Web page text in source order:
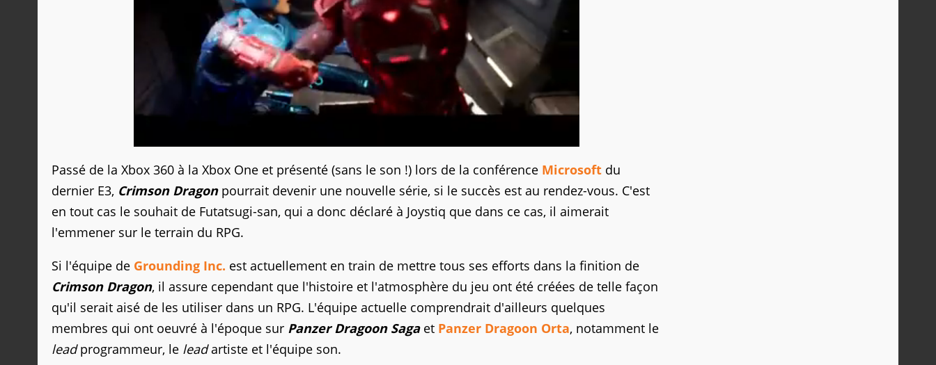
Passé de la Xbox 360 à la Xbox One et présenté (sans le son !) lors de la conférence Microsoft du
dernier E3, Crimson Dragonpourrait devenir une nouvelle série, si le succès est au rendez-vous. C'est
en tout cas le souhait de Futatsugi-san, qui a donc déclaré à Joystiq que dans ce cas, il aimerait
l'emmener sur le terrain du RPG.
Si l'équipe de Grounding Inc. est actuellement en train de mettre tous ses efforts dans la finition de
Crimson Dragon, il assure cependant que l'histoire et l'atmosphère du jeu ont été créées de telle façon
qu'il serait aisé de les utiliser dans un RPG. L'équipe actuelle comprendrait d'ailleurs quelques
membres qui ont oeuvré à l'époque sur Panzer Dragoon Sagaet Panzer Dragoon Orta, notamment le
leadprogrammeur, le leadartiste et l'équipe son.